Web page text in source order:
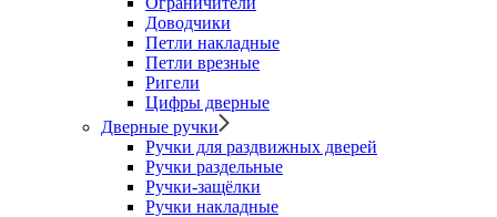
Доводчики
Петли накладные
Петли врезные
Ригели
Цифры дверные
Дверные ручки
Ручки для раздвижных дверей
Ручки раздельные
Ручки-защёлки
Ручки накладные